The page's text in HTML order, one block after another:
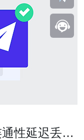
性延迟丢包